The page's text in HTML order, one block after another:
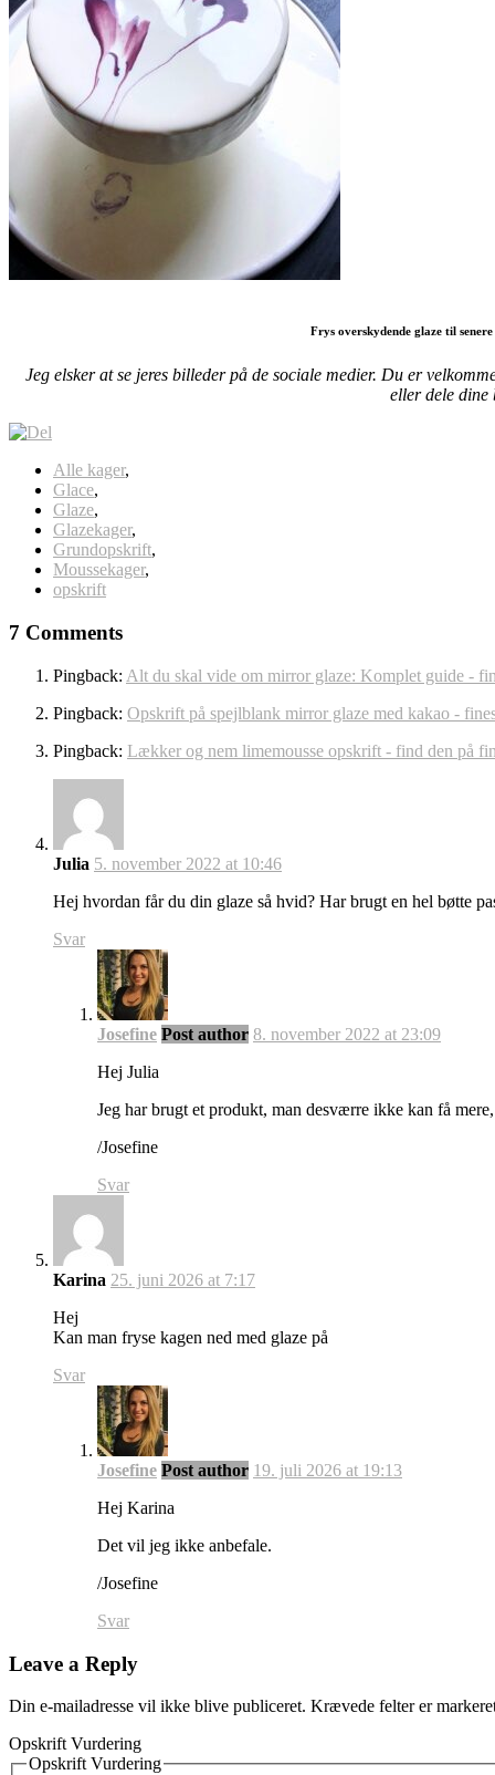
Frys overskydende glaze til
Jeg elsker at se jeres billeder på de sociale medier. Du er
eller dele
Alle kager,
Glace,
Glaze,
Glazekager,
Grundopskrift,
Moussekager,
opskrift
7 Comments
Pingback: Alt du skal vide om mirror glaze: Komplet guide -
Pingback: Opskrift på spejlblank mirror glaze med kakao -
Pingback: Lækker og nem limemousse opskrift - find den på
Julia 5. november 2022 at 10:46
Hej hvordan får du din glaze så hvid? Har brugt en hel bøtte
Svar
Josefine Post author 8. november 2022 at 23:09
Hej Julia
Jeg har brugt et produkt, man desværre ikke kan få
/Josefine
Svar
Karina 25. juni 2026 at 7:17
Hej
Kan man fryse kagen ned med glaze på
Svar
Josefine Post author 19. juli 2026 at 19:13
Hej Karina
Det vil jeg ikke anbefale.
/Josefine
Svar
Leave a Reply
Din e-mailadresse vil ikke blive publiceret. Krævede felter er
Opskrift Vurdering
Opskrift Vurdering